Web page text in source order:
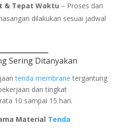
& Tepat Waktu – Proses dari
dilakukan sesuai jadwal
Sering Ditanyakan
tenda membrane tergantung
dan tingkat
10 sampai 15 hari.
Material Tenda